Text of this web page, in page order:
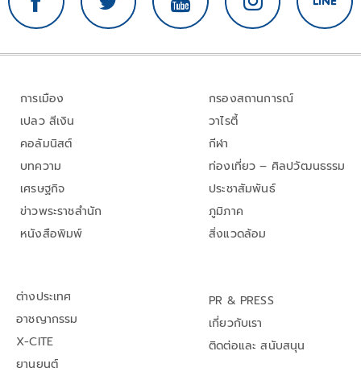
การเมือง
เปลว สีเงิน
คอลัมนิสต์
บทความ
เศรษฐกิจ
ข่าวพระราชสำนัก
หนังสือพิมพ์
กรองสถานการณ์
วาไรตี้
กีฬา
ท่องเที่ยว – ศิลปวัฒนธรรม
ประชาสัมพันธ์
ภูมิภาค
สิ่งแวดล้อม
ต่างประเทศ
อาชญากรรม
X-CITE
ยานยนต์
PR & PRESS
เกี่ยวกับเรา
ติดต่อและ สนับสนุน